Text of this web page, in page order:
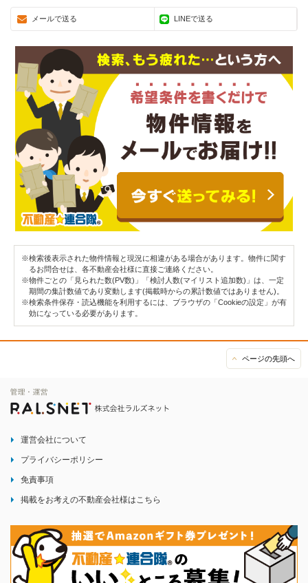
メールで送る LINEで送る
※検索後表示された物件情報と現況に相違がある場合があります。物件に関す
るお問合せは、各不動産会社様に直接ご連絡ください。
※物件ごとの「見られた数(PV数)」「検討人数(マイリスト追加数)」は、一定
期間の集計数値であり変動します(掲載時からの累計数値ではありません)。
※検索条件保存・読込機能を利用するには、ブラウザの「Cookieの設定」が有
効になっている必要があります。
ページの先頭へ
運営会社について
プライバシーポリシー
免責事項
掲載をお考えの不動産会社様はこちら